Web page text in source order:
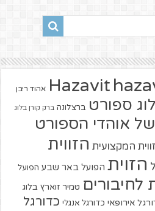
Hazavit אהוד ריבן
ספורט ברצלונה ברק קורן בלוג
אוהדי הספורט
המקצועית הזווית
הזוית הפועל באר שבע הפועל
לחיבורים טמיר זוארץ בלוג
אירופאי כדורגל אנגלי כדורגל